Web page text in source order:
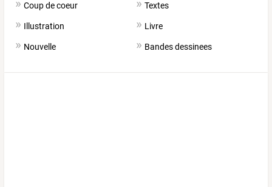
Coup de coeur Textes
Illustration Livre
Nouvelle Bandes dessinees